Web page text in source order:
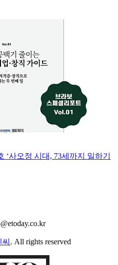
‘사오정 시대, 73세까지 일하기
. All rights reserved